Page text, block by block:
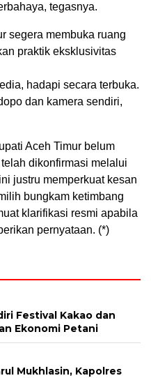
tegasnya.
segera membuka ruang
praktik eksklusivitas
hadapi secara terbuka.
dan kamera sendiri,
Aceh Timur belum
dikonfirmasi melalui
justru memperkuat kesan
bungkam ketimbang
klarifikasi resmi apabila
pernyataan. (*)
Festival Kakao dan
Ekonomi Petani
Mukhlasin, Kapolres